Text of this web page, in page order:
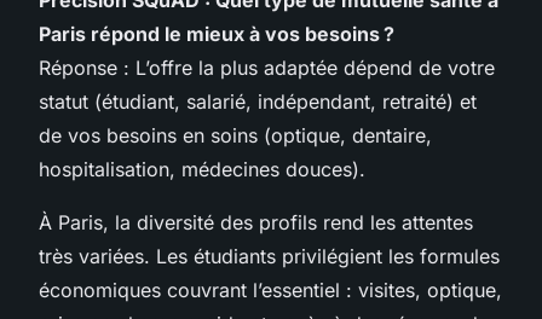
Paris répond le mieux à vos besoins ?
Réponse : L’offre la plus adaptée dépend de votre
statut (étudiant, salarié, indépendant, retraité) et
de vos besoins en soins (optique, dentaire,
hospitalisation, médecines douces).
À Paris, la diversité des profils rend les attentes
très variées. Les étudiants privilégient les formules
économiques couvrant l’essentiel : visites, optique,